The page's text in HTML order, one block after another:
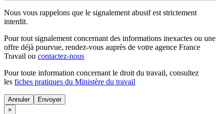
Nous vous rappelons que le signalement abusif est strictement
interdit.
Pour tout signalement concernant des informations inexactes ou une
offre déjà pourvue, rendez-vous auprès de votre agence France
Travail ou contactez-nous
Pour toute information concernant le droit du travail, consultez
les fiches pratiques du Ministère du travail
Annuler
×